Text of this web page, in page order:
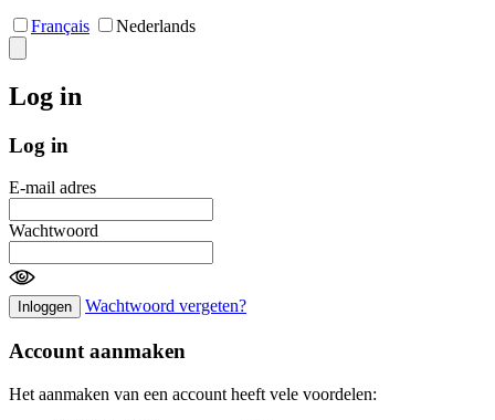
Français Nederlands
Log in
Log in
E-mail adres
Wachtwoord
Inloggen Wachtwoord vergeten?
Account aanmaken
Het aanmaken van een account heeft vele voordelen: